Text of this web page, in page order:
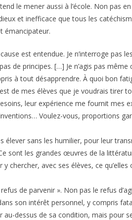
le mener aussi à l’école. Non pas
et inefficace que tous les
émancipateur.
est entendue. Je n’interroge pas
de principes. […] Je n’agis pas même
à tout désapprendre. À quoi bon
de mes élèves que je voudrais tirer
leur expérience me fournit mes
Voulez-vous, proportions
élever sans les humilier, pour leur
sont les grandes œuvres de la
chercher, avec ses élèves, ce
de parvenir ». Non pas le refus
son intérêt personnel, y compris
au-dessus de sa condition, mais pour